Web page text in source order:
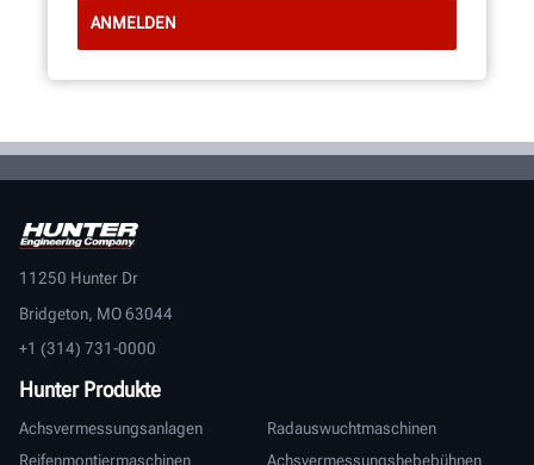
11250 Hunter Dr
Bridgeton, MO 63044
+1 (314) 731-0000
Hunter Produkte
Achsvermessungsanlagen
Radauswuchtmaschinen
Reifenmontiermaschinen
Achsvermessungshebebühnen